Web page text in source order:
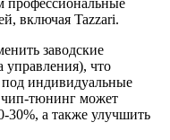
профессиональные
включая Tazzari.
заводские
управления), что
под индивидуальные
чип-тюнинг может
30%, а также улучшить